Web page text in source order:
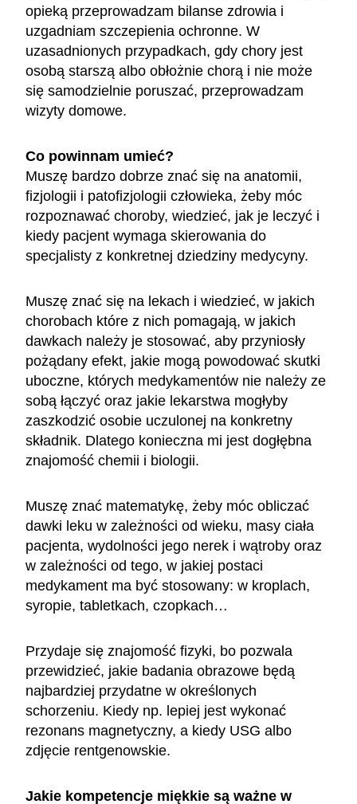
opieką przeprowadzam bilanse zdrowia i
uzgadniam szczepienia ochronne. W
uzasadnionych przypadkach, gdy chory jest
osobą starszą albo obłożnie chorą i nie może
się samodzielnie poruszać, przeprowadzam
wizyty domowe.
Co powinnam umieć?
Muszę bardzo dobrze znać się na anatomii,
fizjologii i patofizjologii człowieka, żeby móc
rozpoznawać choroby, wiedzieć, jak je leczyć i
kiedy pacjent wymaga skierowania do
specjalisty z konkretnej dziedziny medycyny.
Muszę znać się na lekach i wiedzieć, w jakich
chorobach które z nich pomagają, w jakich
dawkach należy je stosować, aby przyniosły
pożądany efekt, jakie mogą powodować skutki
uboczne, których medykamentów nie należy ze
sobą łączyć oraz jakie lekarstwa mogłyby
zaszkodzić osobie uczulonej na konkretny
składnik. Dlatego konieczna mi jest dogłębna
znajomość chemii i biologii.
Muszę znać matematykę, żeby móc obliczać
dawki leku w zależności od wieku, masy ciała
pacjenta, wydolności jego nerek i wątroby oraz
w zależności od tego, w jakiej postaci
medykament ma być stosowany: w kroplach,
syropie, tabletkach, czopkach…
Przydaje się znajomość fizyki, bo pozwala
przewidzieć, jakie badania obrazowe będą
najbardziej przydatne w określonych
schorzeniu. Kiedy np. lepiej jest wykonać
rezonans magnetyczny, a kiedy USG albo
zdjęcie rentgenowskie.
Jakie kompetencje miękkie są ważne w